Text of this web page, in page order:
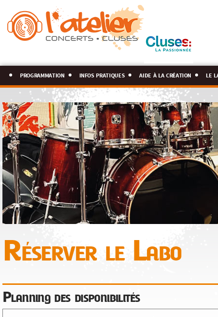
programmation infos pratiques aide à la création le
Réserver le Labo
Planning des disponibilités